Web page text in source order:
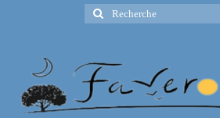
Rechercher
: